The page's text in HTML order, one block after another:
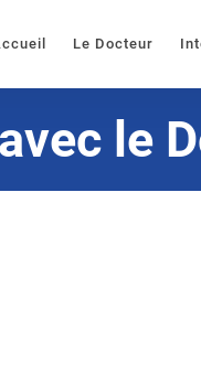
Le Docteur
le